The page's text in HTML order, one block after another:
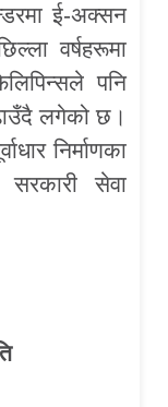
ई-अक्सन
वर्षहरूमा
पनि
लगेको छ।
निर्माणका
सेवा